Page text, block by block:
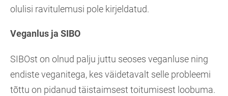
olulisi ravitulemusi pole kirjeldatud.
Veganlus ja SIBO
SIBOst on olnud palju juttu seoses veganluse ning
endiste veganitega, kes väidetavalt selle probleemi
tõttu on pidanud täistaimsest toitumisest loobuma.